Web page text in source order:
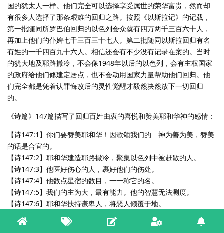
国的犹太人一样。他们完全可以选择享受属世的荣华富贵，然而却
有很多人选择了那条艰难的回归之路。按照《以斯拉记》的记载，
第一批随同所罗巴伯回归的以色列会众就有四万两千三百六十人，
再加上他们的仆婢七千三百三十七人。第二批随同以斯拉回归有名
有姓的一千四百九十六人。相信还会有不少没有记录在案的。当时
的犹大地及耶路撒冷，不会像1948年以后的以色列，会有主权国家
的政府给他们修建定居点，也不会动用国家力量帮助他们回归。他
们完全都是凭着认罪悔改后的灵性觉醒才毅然决然放下一切回归
的。
《诗篇》147篇描写了回归百姓由衷的喜悦和赞美耶和华神的感情：
【诗147:1】你们要赞美耶和华！因歌颂我们的 神为善为美，赞美
的话是合宜的。
【诗147:2】耶和华建造耶路撒冷，聚集以色列中被赶散的人。
【诗147:3】他医好伤心的人，裹好他们的伤处。
【诗147:4】他数点星宿的数目，一一称它的名。
【诗147:5】我们的主为大，最有能力。他的智慧无法测度。
【诗147:6】耶和华扶持谦卑人，将恶人倾覆于地。
其二，重建圣殿必须要勇于战胜魔鬼的阻拦，是一场艰苦的信心熬